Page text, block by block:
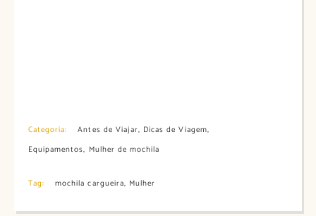
Categoria: Antes de Viajar, Dicas de Viagem,
Equipamentos, Mulher de mochila
Tag: mochila cargueira, Mulher